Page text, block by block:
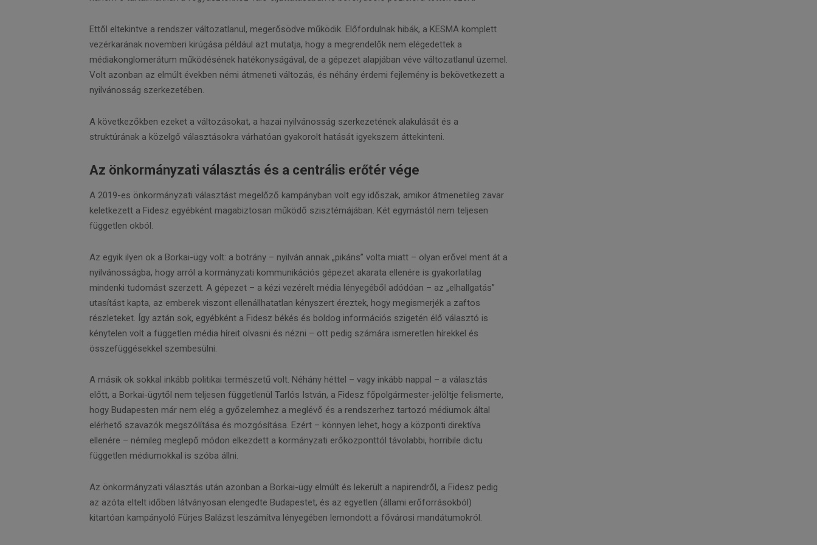
Ettől eltekintve a rendszer változatlanul, megerősödve működik. Előfordulnak hibák, a KESMA komplett
vezérkarának novemberi kirúgása például azt mutatja, hogy a megrendelők nem elégedettek a
médiakonglomerátum működésének hatékonyságával, de a gépezet alapjában véve változatlanul üzemel.
Volt azonban az elmúlt években némi átmeneti változás, és néhány érdemi fejlemény is bekövetkezett a
nyilvánosság szerkezetében.
A következőkben ezeket a változásokat, a hazai nyilvánosság szerkezetének alakulását és a
struktúrának a közelgő választásokra várhatóan gyakorolt hatását igyekszem áttekinteni.
Az önkormányzati választás és a centrális erőtér vége
A 2019-es önkormányzati választást megelőző kampányban volt egy időszak, amikor átmenetileg zavar
keletkezett a Fidesz egyébként magabiztosan működő szisztémájában. Két egymástól nem teljesen
független okból.
Az egyik ilyen ok a Borkai-ügy volt: a botrány – nyilván annak „pikáns” volta miatt – olyan erővel ment át a
nyilvánosságba, hogy arról a kormányzati kommunikációs gépezet akarata ellenére is gyakorlatilag
mindenki tudomást szerzett. A gépezet – a kézi vezérelt média lényegéből adódóan – az „elhallgatás”
utasítást kapta, az emberek viszont ellenállhatatlan kényszert éreztek, hogy megismerjék a zaftos
részleteket. Így aztán sok, egyébként a Fidesz békés és boldog információs szigetén élő választó is
kénytelen volt a független média híreit olvasni és nézni – ott pedig számára ismeretlen hírekkel és
összefüggésekkel szembesülni.
A másik ok sokkal inkább politikai természetű volt. Néhány héttel – vagy inkább nappal – a választás
előtt, a Borkai-ügytől nem teljesen függetlenül Tarlós István, a Fidesz főpolgármester-jelöltje felismerte,
hogy Budapesten már nem elég a győzelemhez a meglévő és a rendszerhez tartozó médiumok által
elérhető szavazók megszólítása és mozgósítása. Ezért – könnyen lehet, hogy a központi direktíva
ellenére – némileg meglepő módon elkezdett a kormányzati erőközponttól távolabbi, horribile dictu
független médiumokkal is szóba állni.
Az önkormányzati választás után azonban a Borkai-ügy elmúlt és lekerült a napirendről, a Fidesz pedig
az azóta eltelt időben látványosan elengedte Budapestet, és az egyetlen (állami erőforrásokból)
kitartóan kampányoló Fürjes Balázst leszámítva lényegében lemondott a fővárosi mandátumokról.